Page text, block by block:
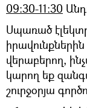
09:30-11:30
Սպառած
վերաբերող,
կարող եք
շուրջօրյա